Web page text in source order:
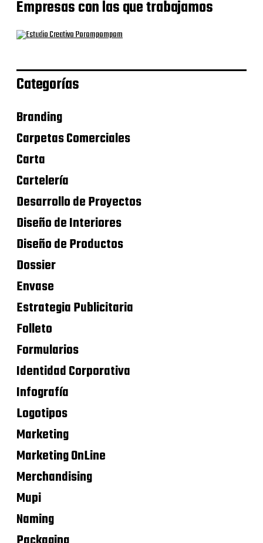
Empresas con las que trabajamos
Categorías
Branding
Carpetas Comerciales
Carta
Cartelería
Desarrollo de Proyectos
Diseño de Interiores
Diseño de Productos
Dossier
Envase
Estrategia Publicitaria
Folleto
Formularios
Identidad Corporativa
Infografía
Logotipos
Marketing
Marketing OnLine
Merchandising
Mupi
Naming